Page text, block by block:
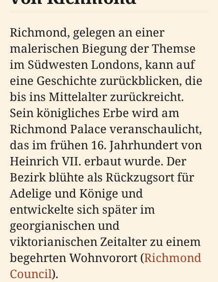
Richmond, gelegen an einer
malerischen Biegung der Themse
im Südwesten Londons, kann auf
eine Geschichte zurückblicken, die
bis ins Mittelalter zurückreicht.
Sein königliches Erbe wird am
Richmond Palace veranschaulicht,
das im frühen 16. Jahrhundert von
Heinrich VII. erbaut wurde. Der
Bezirk blühte als Rückzugsort für
Adelige und Könige und
entwickelte sich später im
georgianischen und
viktorianischen Zeitalter zu einem
begehrten Wohnvorort (Richmond
Council).